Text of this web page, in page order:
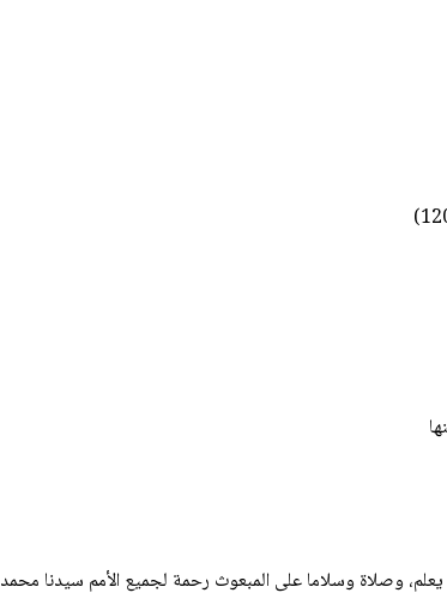
لم يعلم، وصلاة وسلاما على المبعوث رحمة لجميع الأمم سيدنا